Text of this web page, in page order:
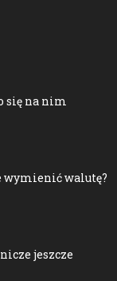
się na nim
wymienić walutę?
jeszcze